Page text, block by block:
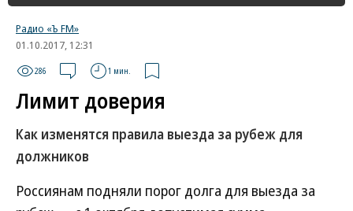
Радио «Ъ FM»
01.10.2017, 12:31
286 1 мин.
Лимит доверия
Как изменятся правила выезда за рубеж для
должников
Россиянам подняли порог долга для выезда за